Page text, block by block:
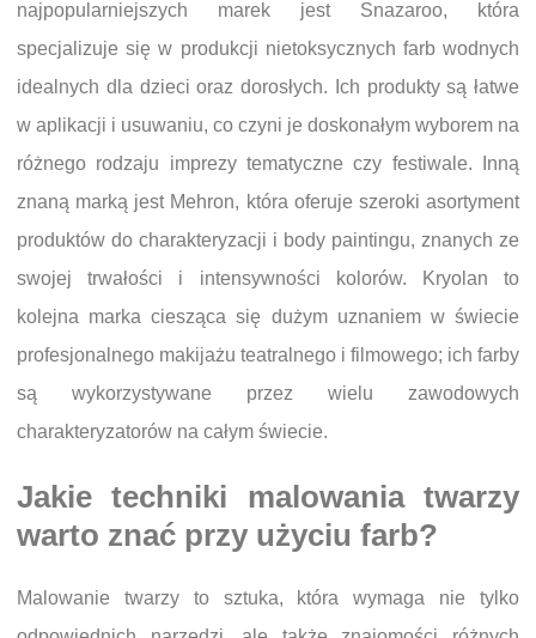
najpopularniejszych marek jest Snazaroo, która
specjalizuje się w produkcji nietoksycznych farb wodnych
idealnych dla dzieci oraz dorosłych. Ich produkty są łatwe
w aplikacji i usuwaniu, co czyni je doskonałym wyborem na
różnego rodzaju imprezy tematyczne czy festiwale. Inną
znaną marką jest Mehron, która oferuje szeroki asortyment
produktów do charakteryzacji i body paintingu, znanych ze
swojej trwałości i intensywności kolorów. Kryolan to
kolejna marka ciesząca się dużym uznaniem w świecie
profesjonalnego makijażu teatralnego i filmowego; ich farby
są wykorzystywane przez wielu zawodowych
charakteryzatorów na całym świecie.
Jakie techniki malowania twarzy
warto znać przy użyciu farb?
Malowanie twarzy to sztuka, która wymaga nie tylko